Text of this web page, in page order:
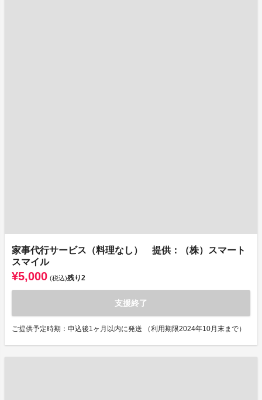
家事代行サービス（料理なし） 提供：（株）スマート
スマイル
¥5,000 (税込)残り2
支援終了
ご提供予定時期：申込後1ヶ月以内に発送 （利用期限2024年10月末まで）